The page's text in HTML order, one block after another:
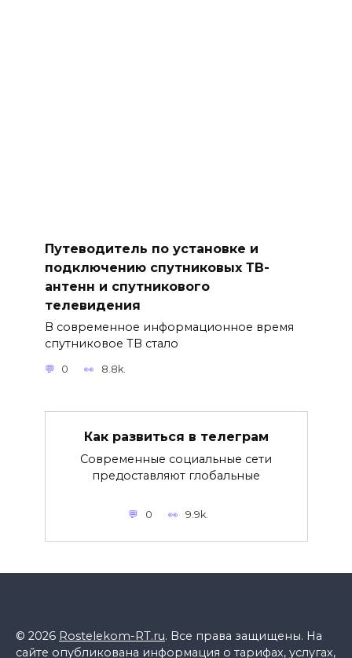
Путеводитель по установке и
подключению спутниковых ТВ-
антенн и спутникового
телевидения
В современное информационное время
спутниковое ТВ стало
0 8.8k.
Как развиться в телеграм
Современные социальные сети
предоставляют глобальные
0 9.9k.
© 2026 Rostelekom-RT.ru. Все права защищены. На
сайте опубликована информация о тарифах, услугах,